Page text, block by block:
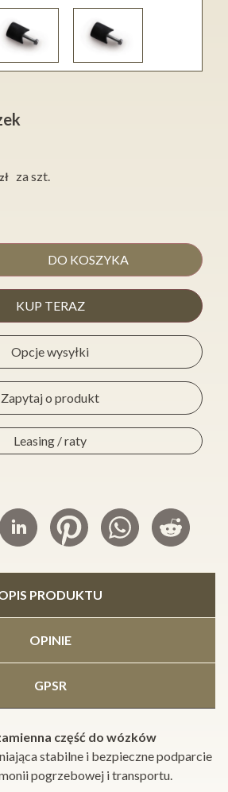
za szt.
DO KOSZYKA
KUP TERAZ
Opcje wysyłki
Zapytaj o produkt
Leasing / raty
PRODUKTU
OPINIE
GPSR
część do wózków
stabilne i bezpieczne podparcie
pogrzebowej i transportu.